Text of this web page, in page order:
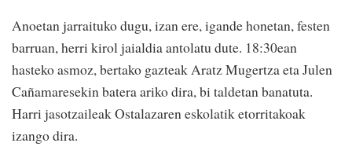
Anoetan jarraituko dugu, izan ere, igande honetan, festen
barruan, herri kirol jaialdia antolatu dute. 18:30ean
hasteko asmoz, bertako gazteak Aratz Mugertza eta Julen
Cañamaresekin batera ariko dira, bi taldetan banatuta.
Harri jasotzaileak Ostalazaren eskolatik etorritakoak
izango dira.